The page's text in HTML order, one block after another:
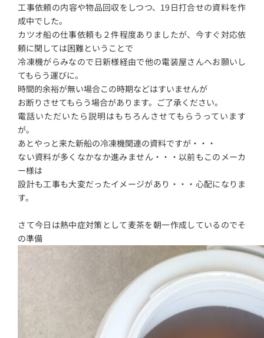
工事依頼の内容や物品回収をしつつ、19日打合せの資料を作
成中でした。
カツオ船の仕事依頼も２件程度ありましたが、今すぐ対応依
頼に関しては困難ということで
冷凍機がらみなので日新様経由で他の電装屋さんへお願いし
てもらう運びに。
時間的余裕が無い場合この時期などはすいませんが
お断りさせてもらう場合があります。ご了承ください。
電話いただいたら説明はもちろんさせてもらうっています
が。
あとやっと来た新船の冷凍機関連の資料ですが・・・
ない資料が多くなかなか進みません・・・以前もこのメーカ
ー様は
設計も工事も大変だったイメージがあり・・・心配になりま
す。
さて今日は熱中症対策として麦茶を朝一作成しているのでそ
の準備